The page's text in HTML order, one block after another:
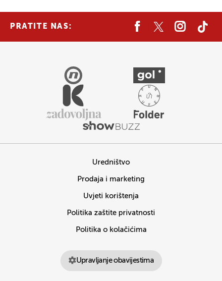
PRATITE NAS:
Uredništvo
Prodaja i marketing
Uvjeti korištenja
Politika zaštite privatnosti
Politika o kolačićima
Upravljanje obavijestima